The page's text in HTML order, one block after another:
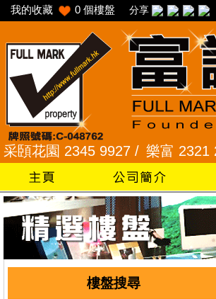
我的收藏 0 個樓盤 分享
園 2345 9927 /樂富 2321
樓盤搜尋